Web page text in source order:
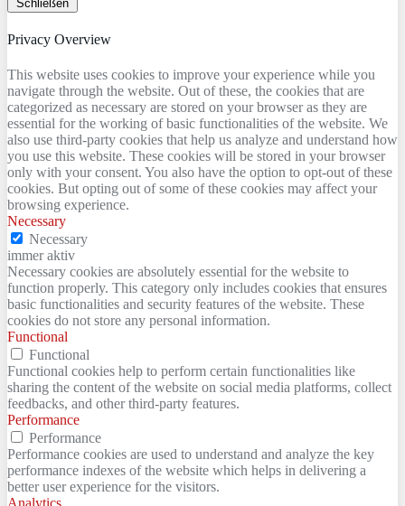
Schließen
Privacy Overview
This website uses cookies to improve your experience while you
navigate through the website. Out of these, the cookies that are
categorized as necessary are stored on your browser as they are
essential for the working of basic functionalities of the website. We
also use third-party cookies that help us analyze and understand how
you use this website. These cookies will be stored in your browser
only with your consent. You also have the option to opt-out of these
cookies. But opting out of some of these cookies may affect your
browsing experience.
Necessary
Necessary
immer aktiv
Necessary cookies are absolutely essential for the website to
function properly. This category only includes cookies that ensures
basic functionalities and security features of the website. These
cookies do not store any personal information.
Functional
Functional
Functional cookies help to perform certain functionalities like
sharing the content of the website on social media platforms, collect
feedbacks, and other third-party features.
Performance
Performance
Performance cookies are used to understand and analyze the key
performance indexes of the website which helps in delivering a
better user experience for the visitors.